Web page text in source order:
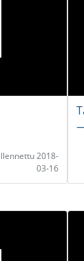
2018-
03-16